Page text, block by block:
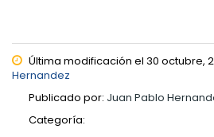
Última modificación el 30 octubre,
Hernandez
Publicado por: Juan Pablo
Categoría: